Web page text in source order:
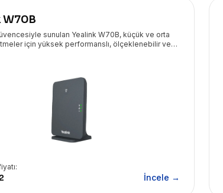
W70B
sunulan Yealink W70B, küçük ve orta
için yüksek performanslı, ölçeklenebilir ve
İncele →